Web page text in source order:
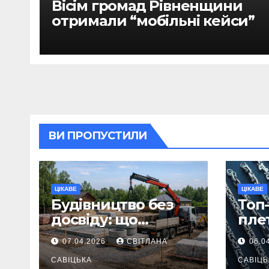
Вісім громад Рівненщини
отримали “мобільні кейси”
ВИ ПРОПУСТИЛИ
ЦІКАВЕ
Будівництво без
досвіду: що
потрібно
продумати до
першої доставки
07.04.2026 СВІТЛАНА
САВІЦЬКА
ЦІКАВЕ